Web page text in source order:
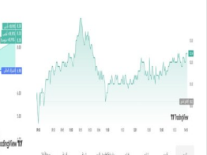
م
ل
ي
و
ن